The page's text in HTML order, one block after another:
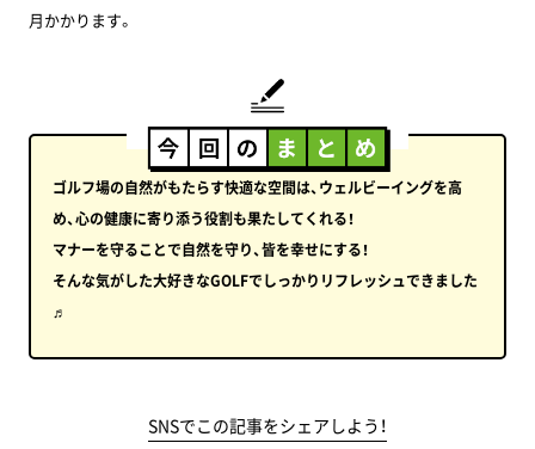
月かかります。
ゴルフ場の自然がもたらす快適な空間は、ウェルビーイングを高
め、心の健康に寄り添う役割も果たしてくれる！
マナーを守ることで自然を守り、皆を幸せにする！
そんな気がした大好きなGOLFでしっかりリフレッシュできました
♬
SNSでこの記事をシェアしよう！